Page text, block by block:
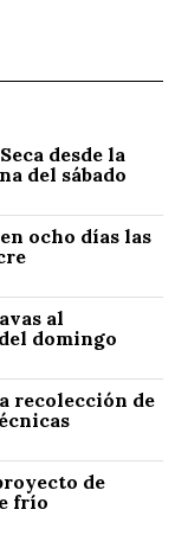
desde la
del sábado
ocho días las
al
domingo
recolección de
de
frío